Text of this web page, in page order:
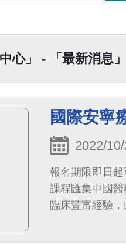
心」 - 「最新消息
國際安寧
2022/
報名期限即日
課程匯集中國
臨床豐富經驗